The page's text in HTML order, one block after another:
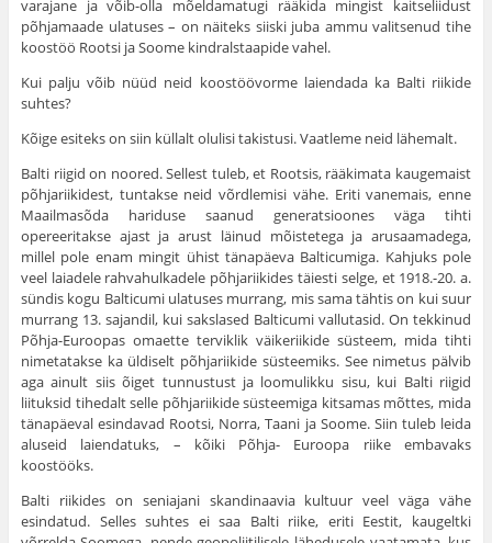
varajane ja võib-olla mõeldamatugi rääkida mingist kaitseliidust
põhjamaade ulatuses – on näiteks siiski juba ammu valitsenud tihe
koostöö Rootsi ja Soome kindralstaapide vahel.
Kui palju võib nüüd neid koostöövorme laiendada ka Balti riikide
suhtes?
Kõige esiteks on siin küllalt olulisi takistusi. Vaatleme neid lähemalt.
Balti riigid on noored. Sellest tuleb, et Rootsis, rääkimata kaugemaist
põhjariikidest, tuntakse neid võrdlemisi vähe. Eriti vanemais, enne
Maailmasõda hariduse saanud generatsioones väga tihti
opereeritakse ajast ja arust läinud mõistetega ja arusaamadega,
millel pole enam mingit ühist tänapäeva Balticumiga. Kahjuks pole
veel laiadele rahvahulkadele põhjariikides täiesti selge, et 1918.-20. a.
sündis kogu Balticumi ulatuses murrang, mis sama tähtis on kui suur
murrang 13. sajandil, kui sakslased Balticumi vallutasid. On tekkinud
Põhja-Euroopas omaette terviklik väikeriikide süsteem, mida tihti
nimetatakse ka üldiselt põhjariikide süsteemiks. See nimetus pälvib
aga ainult siis õiget tunnustust ja loomulikku sisu, kui Balti riigid
liituksid tihedalt selle põhjariikide süsteemiga kitsamas mõttes, mida
tänapäeval esindavad Rootsi, Norra, Taani ja Soome. Siin tuleb leida
aluseid laiendatuks, – kõiki Põhja- Euroopa riike embavaks
koostööks.
Balti riikides on seniajani skandinaavia kultuur veel väga vähe
esindatud. Selles suhtes ei saa Balti riike, eriti Eestit, kaugeltki